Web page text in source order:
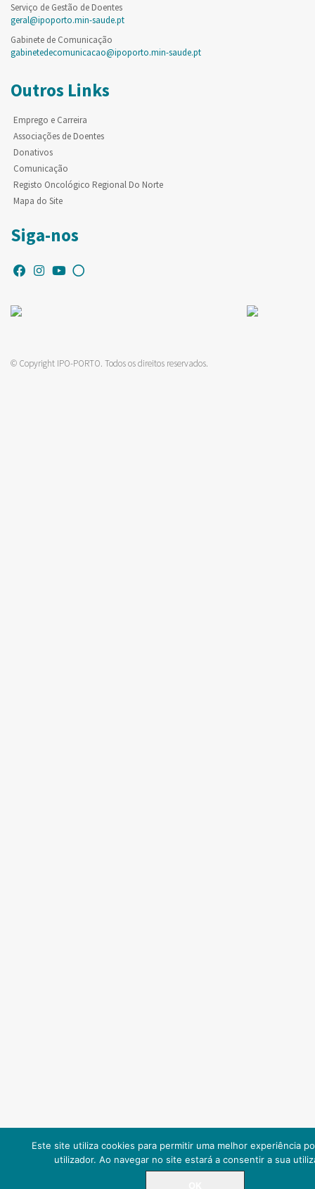
Serviço de Gestão de Doentes
geral@ipoporto.min-saude.pt
Gabinete de Comunicação
gabinetedecomunicacao@ipoporto.min-saude.pt
Outros Links
Emprego e Carreira
Associações de Doentes
Donativos
Comunicação
Registo Oncológico Regional Do Norte
Mapa do Site
Siga-nos
© Copyright IPO-PORTO. Todos os direitos reservados.
Este site utiliza cookies para permitir uma melhor experiência
utilizador. Ao navegar no site estará a consentir a sua